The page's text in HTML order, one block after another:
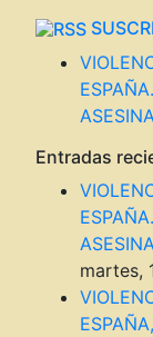
Entradas
martes,